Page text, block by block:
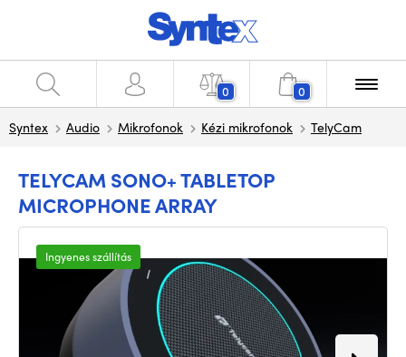
0 0
Syntex Audio Mikrofonok Kézi mikrofonok TelyCam
TELYCAM SONO+ TABLETOP
MICROPHONE ARRAY
Ingyenes szállítás